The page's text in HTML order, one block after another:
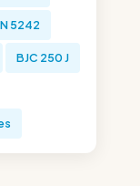
5242
BJC 250 J